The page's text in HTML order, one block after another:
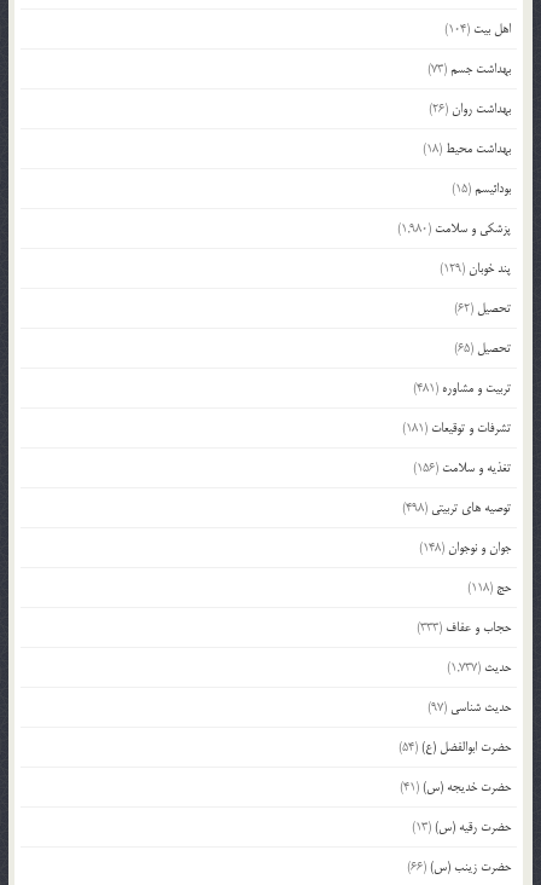
اهل بیت (104)
بهداشت جسم(73)
بهداشت روان (26)
بهداشت محیط (18)
بودائیسم(15)
پزشکی و سلامت (1,980)
پند خوبان (129)
تحصیل (62)
تحصیل (65)
تربیت و مشاوره (481)
تشرفات و توقیعات (181)
تغذیه و سلامت (156)
توصیه های تربیتی (498)
جوان و نوجوان (148)
حج (118)
حجاب و عفاف (333)
حدیث (1,737)
حدیث شناسی (97)
حضرت ابوالفضل (ع)(54)
حضرت خدیجه (س)(41)
حضرت رقیه (س)(13)
حضرت زینب (س)(66)